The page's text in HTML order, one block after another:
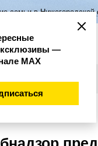
области Год
—
МАХ